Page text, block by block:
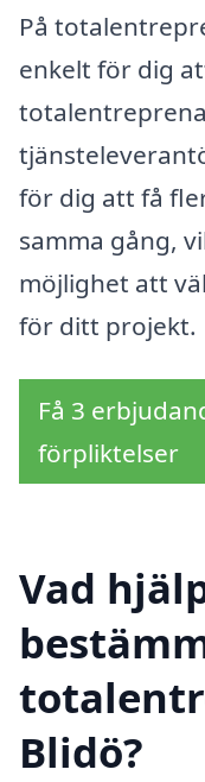
På
enkelt för dig
för dig att få
samma gång,
möjlighet att
för ditt projekt.
Få 3
förpliktelser
Vad
Blidö?